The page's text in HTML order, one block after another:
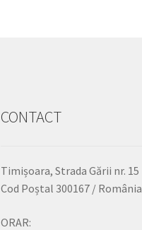
CONTACT
Timișoara, Strada Gării nr. 15
Cod Poștal 300167 / România
ORAR: